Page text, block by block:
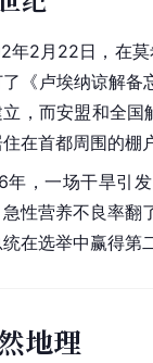
年2月22日，在
《卢埃纳谅解备
立，而安盟和全
在首都周围的棚
年，一场干旱引
性营养不良率翻
在选举中赢得第
地理